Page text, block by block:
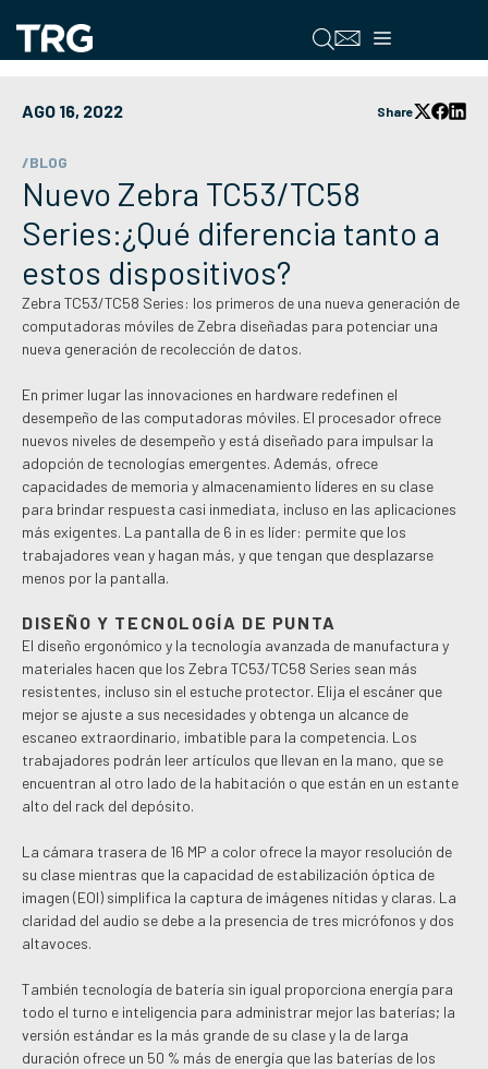
contenido
Menú
AGO 16, 2022 Share
/BLOG
Nuevo Zebra TC53/TC58
Series:¿Qué diferencia tanto a
estos dispositivos?
Zebra TC53/TC58 Series: los primeros de una nueva generación de
computadoras móviles de Zebra diseñadas para potenciar una
nueva generación de recolección de datos.
En primer lugar las innovaciones en hardware redefinen el
desempeño de las computadoras móviles. El procesador ofrece
nuevos niveles de desempeño y está diseñado para impulsar la
adopción de tecnologías emergentes. Además, ofrece
capacidades de memoria y almacenamiento líderes en su clase
para brindar respuesta casi inmediata, incluso en las aplicaciones
más exigentes. La pantalla de 6 in es líder: permite que los
trabajadores vean y hagan más, y que tengan que desplazarse
menos por la pantalla.
DISEÑO Y TECNOLOGÍA DE PUNTA
El diseño ergonómico y la tecnología avanzada de manufactura y
materiales hacen que los Zebra TC53/TC58 Series sean más
resistentes, incluso sin el estuche protector. Elija el escáner que
mejor se ajuste a sus necesidades y obtenga un alcance de
escaneo extraordinario, imbatible para la competencia. Los
trabajadores podrán leer artículos que llevan en la mano, que se
encuentran al otro lado de la habitación o que están en un estante
alto del rack del depósito.
La cámara trasera de 16 MP a color ofrece la mayor resolución de
su clase mientras que la capacidad de estabilización óptica de
imagen (EOI) simplifica la captura de imágenes nítidas y claras. La
claridad del audio se debe a la presencia de tres micrófonos y dos
altavoces.
También tecnología de batería sin igual proporciona energía para
todo el turno e inteligencia para administrar mejor las baterías; la
versión estándar es la más grande de su clase y la de larga
duración ofrece un 50 % más de energía que las baterías de los